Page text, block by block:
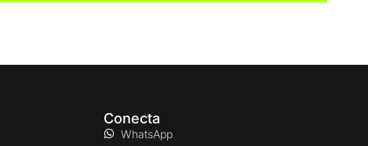
Conecta
WhatsApp